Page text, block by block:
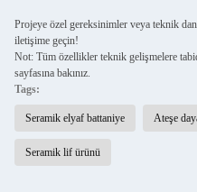
Projeye özel gereksinimler veya teknik
iletişime geçin!
Not: Tüm özellikler teknik gelişmelere
sayfasına bakınız.
Tags:
Seramik elyaf battaniye Ateşe
Seramik lif ürünü